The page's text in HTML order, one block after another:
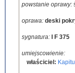
powstanie oprawy:
oprawa: deski
sygnatura: I F 375
umiejscowienie:
właściciel: